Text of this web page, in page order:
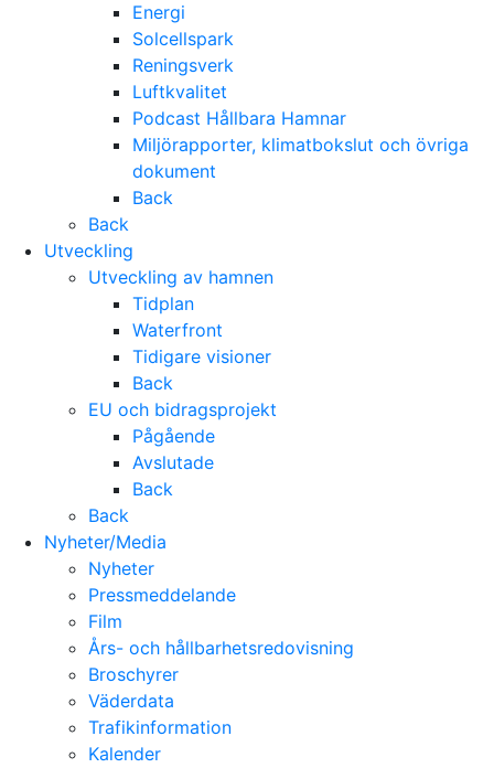
Energi
Solcellspark
Reningsverk
Luftkvalitet
Podcast Hållbara Hamnar
Miljörapporter, klimatbokslut och övriga
dokument
Back
Back
Utveckling
Utveckling av hamnen
Tidplan
Waterfront
Tidigare visioner
Back
EU och bidragsprojekt
Pågående
Avslutade
Back
Back
Nyheter/Media
Nyheter
Pressmeddelande
Film
Års- och hållbarhetsredovisning
Broschyrer
Väderdata
Trafikinformation
Kalender